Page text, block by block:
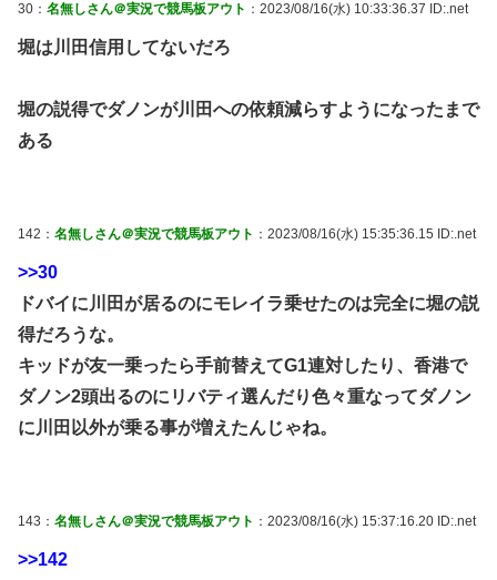
30： 名無しさん＠実況で競馬板アウト ：2023/08/16(水) 10:33:36.37 ID:.net
堀は川田信用してないだろ
堀の説得でダノンが川田への依頼減らすようになったまで
ある
142： 名無しさん＠実況で競馬板アウト ：2023/08/16(水) 15:35:36.15 ID:.net
>>30
ドバイに川田が居るのにモレイラ乗せたのは完全に堀の説
得だろうな。
キッドが友一乗ったら手前替えてG1連対したり、香港で
ダノン2頭出るのにリバティ選んだり色々重なってダノン
に川田以外が乗る事が増えたんじゃね。
143： 名無しさん＠実況で競馬板アウト ：2023/08/16(水) 15:37:16.20 ID:.net
>>142